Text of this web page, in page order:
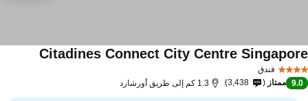
فندق
Citadines Connect City Centre
9.0 ممتاز 3,438 1.3 كم إلى طريق أورشارد